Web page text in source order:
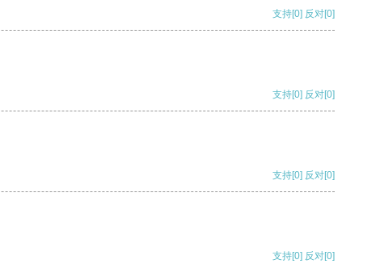
支持[0] 反对[0]
支持[0] 反对[0]
支持[0] 反对[0]
支持[0] 反对[0]